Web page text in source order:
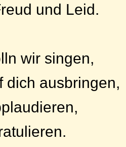
und Leid.
wir singen,
dich ausbringen,